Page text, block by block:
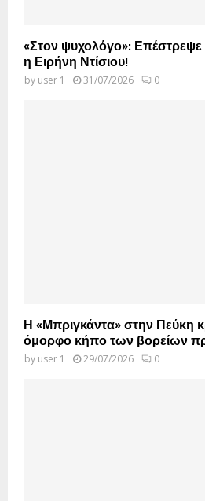
«Στον ψυχολόγο»: Επέστρεψε
η Ειρήνη Ντίσιου!
by user 1 31/07/2026 0
Η «Μπριγκάντα» στην Πεύκη
όμορφο κήπο των βορείων
by user 1 29/07/2026 0